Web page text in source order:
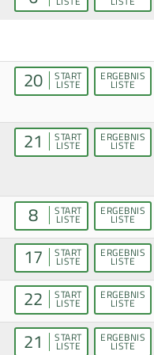
20 START
LISTE
ERGEBNIS
LISTE
21 START
LISTE
ERGEBNIS
LISTE
8 START
LISTE
ERGEBNIS
LISTE
17 START
LISTE
ERGEBNIS
LISTE
22 START
LISTE
ERGEBNIS
LISTE
21 START
LISTE
ERGEBNIS
LISTE